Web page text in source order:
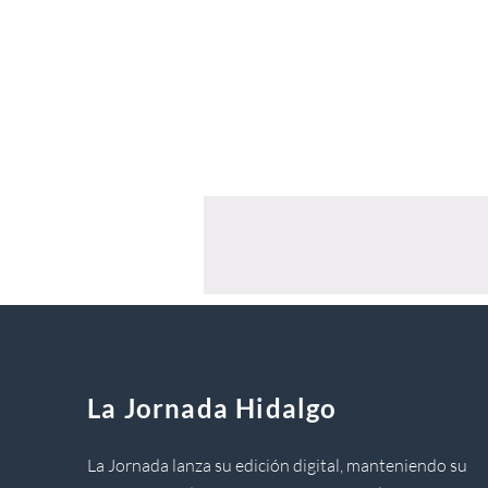
La Jornada Hidalgo
La Jornada lanza su edición digital, manteniendo su